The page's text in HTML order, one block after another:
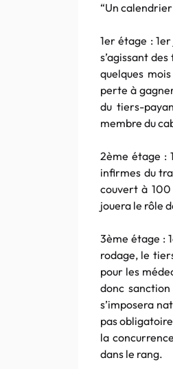
“Un
1er étage :
s’agissant
quelques
perte à
du tiers-
membre du
2ème étage :
infirmes du
couvert à 100
jouera le rôle
3ème étage :
rodage, le
pour les
donc
s’imposera
pas
la
dans le rang.